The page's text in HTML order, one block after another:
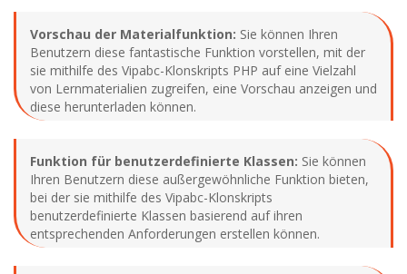
Vorschau der Materialfunktion: Sie können Ihren
Benutzern diese fantastische Funktion vorstellen, mit der
sie mithilfe des Vipabc-Klonskripts PHP auf eine Vielzahl
von Lernmaterialien zugreifen, eine Vorschau anzeigen und
diese herunterladen können.
Funktion für benutzerdefinierte Klassen: Sie können
Ihren Benutzern diese außergewöhnliche Funktion bieten,
bei der sie mithilfe des Vipabc-Klonskripts
benutzerdefinierte Klassen basierend auf ihren
entsprechenden Anforderungen erstellen können.